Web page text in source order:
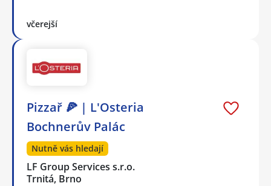
včerejší
Pizzař 🍕 | L'Osteria
Bochnerův Palác
Nutně vás hledají
LF Group Services s.r.o.
Trnitá, Brno